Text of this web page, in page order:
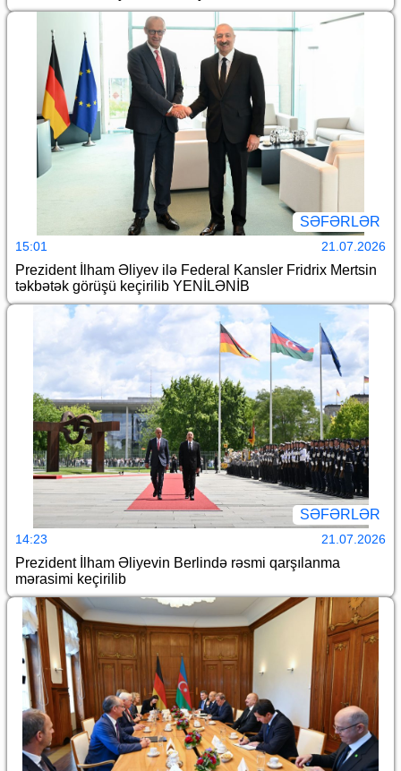
SƏFƏRLƏR
15:01 21.07.2026
Prezident İlham Əliyev ilə Federal Kansler Fridrix Mertsin
təkbətək görüşü keçirilib YENİLƏNİB
SƏFƏRLƏR
14:23 21.07.2026
Prezident İlham Əliyevin Berlində rəsmi qarşılanma
mərasimi keçirilib